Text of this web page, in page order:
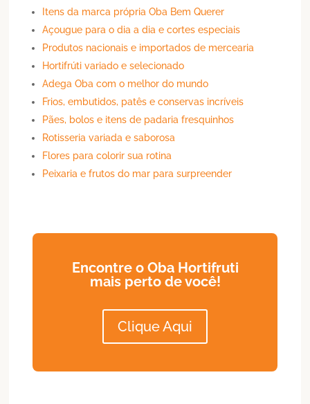
Itens da marca própria Oba Bem Querer
Açougue para o dia a dia e cortes especiais
Produtos nacionais e importados de mercearia
Hortifrúti variado e selecionado
Adega Oba com o melhor do mundo
Frios, embutidos, patês e conservas incríveis
Pães, bolos e itens de padaria fresquinhos
Rotisseria variada e saborosa
Flores para colorir sua rotina
Peixaria e frutos do mar para surpreender
Encontre o Oba Hortifruti
mais perto de você!
Clique Aqui